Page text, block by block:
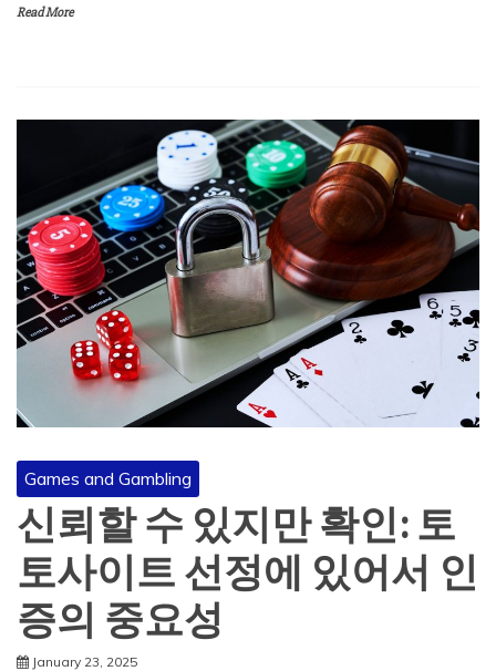
Read More
Games and Gambling
신뢰할 수 있지만 확인: 토
토사이트 선정에 있어서 인
증의 중요성
January 23, 2025